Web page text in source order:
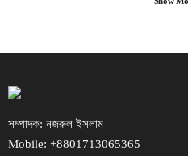
সম্পাদক: নজরুল ইসলাম
Mobile: +8801713065365